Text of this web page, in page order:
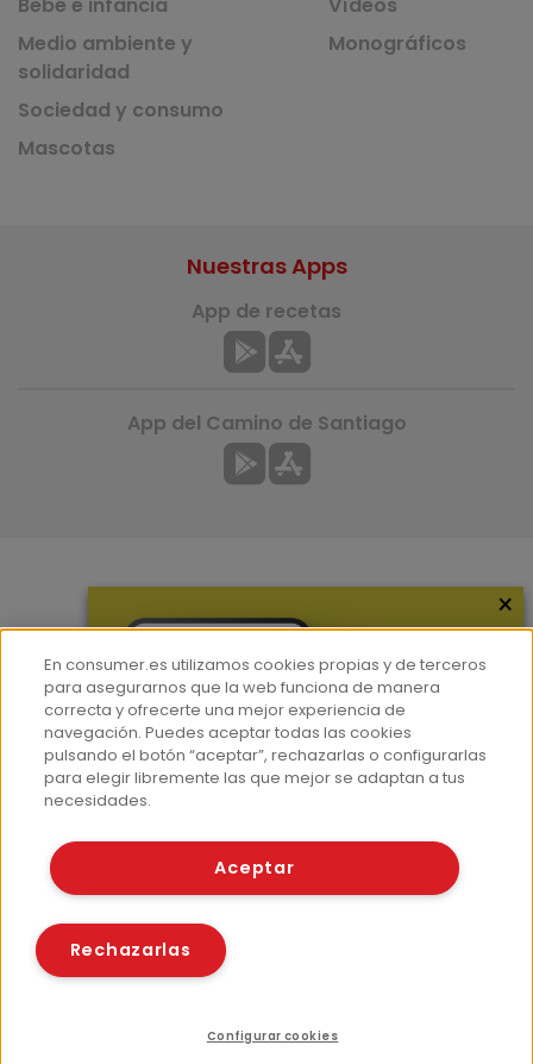
Medio ambiente y
solidaridad
Sociedad y consumo
Mascotas
Monográficos
Hemeroteca
Contacto
Prensa
Corpus Lingüístico Consumer
Nuestras Apps
App de recetas
App del Camino de Santiago
© Fundación EROSKI
Políticas de cookies
×
En consumer.es utilizamos cookies propias y de terceros
para asegurarnos que la web funciona de manera
correcta y ofrecerte una mejor experiencia de
navegación. Puedes aceptar todas las cookies
pulsando el botón “aceptar”, rechazarlas o configurarlas
para elegir libremente las que mejor se adaptan a tus
necesidades.
Aceptar
Rechazarlas
Configurar cookies